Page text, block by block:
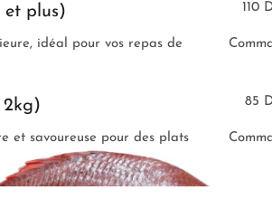
et plus) 110
idéal pour vos repas de
2kg) 85
et savoureuse pour des plats